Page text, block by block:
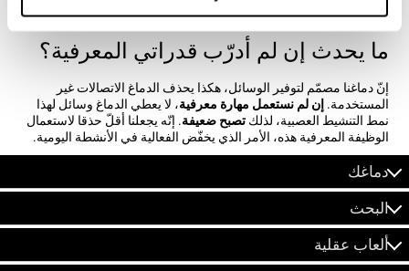
هي الصرافة عند الشراء.
ما يحدث إن لم أدرّب قدراتي المعرفية؟
إنّ دماغنا مصمّم لتوفير الوسائل، هكذا يحذف الدماغ الاتصالات غير
المستخدمة. إن لم نستعمل مهارة معرفية، لا يعطي الدماغ وسائل لهذا
نمط التنشيط العصبية، لذلكتصبح ضعيفة. إنّه يجعلنا أقلّ حذقا لاستعمال
الوظيفة المعرفية هذه، الأمر الذي يخفّض الفعالية في الأنشطة اليومية.
دماغك
البحث
ألعاب عقلية